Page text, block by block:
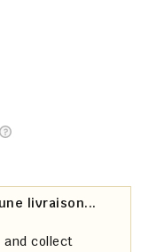
livraison...
and collect